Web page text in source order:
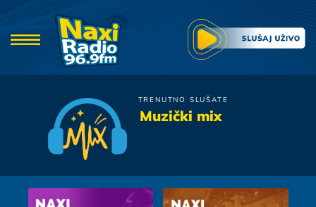
TRENUTNO SLUŠATE
Muzički mixRogati & Boris